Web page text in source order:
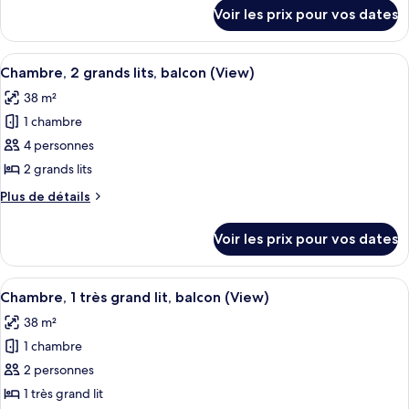
Chambre,
très
grand
lit
(View)
le
type
de
Chambre,
grand
lit
Voir les prix pour vos dates
Afficher
toutes
les
photos
pour
ce
type
de
Chambre,
2
grands
lits,
balcon
(View)
Un balcon avec des fauteuils en
4
Chambre, 2 grands lits, balcon (View)
38 m²
1 chambre
4 personnes
2 grands lits
Plus de détails
Plus
le
type
de
Chambre,
2
lits,
balcon
Voir les prix pour vos dates
Afficher
toutes
les
photos
pour
ce
Une chambre d’hôtel avec un grand
4
Chambre, 1 très grand lit, balcon (View)
38 m²
1 chambre
2 personnes
1 très grand lit